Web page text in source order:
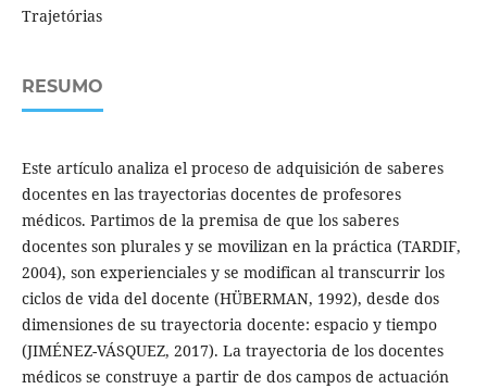
Trajetórias
RESUMO
Este artículo analiza el proceso de adquisición de saberes
docentes en las trayectorias docentes de profesores
médicos. Partimos de la premisa de que los saberes
docentes son plurales y se movilizan en la práctica (TARDIF,
2004), son experienciales y se modifican al transcurrir los
ciclos de vida del docente (HÜBERMAN, 1992), desde dos
dimensiones de su trayectoria docente: espacio y tiempo
(JIMÉNEZ-VÁSQUEZ, 2017). La trayectoria de los docentes
médicos se construye a partir de dos campos de actuación